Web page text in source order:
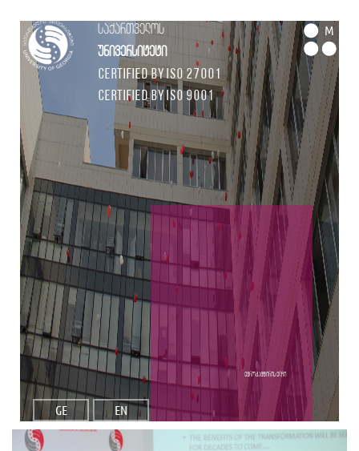
საქართველოს
უნივერსიტეტი
Certified by ISO 27001
Certified by ISO 9001
M
GE EN
ევროკავშირის ელჩი